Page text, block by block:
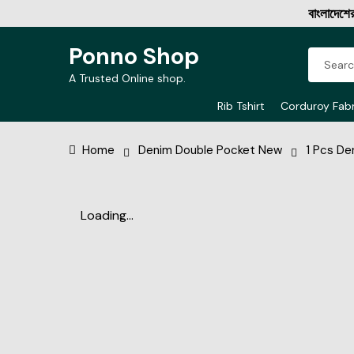
Ponno Shop
A Trusted Online shop.
Rib Tshirt Corduroy
Home Denim Double Pocket New 1 Pcs
Loading...